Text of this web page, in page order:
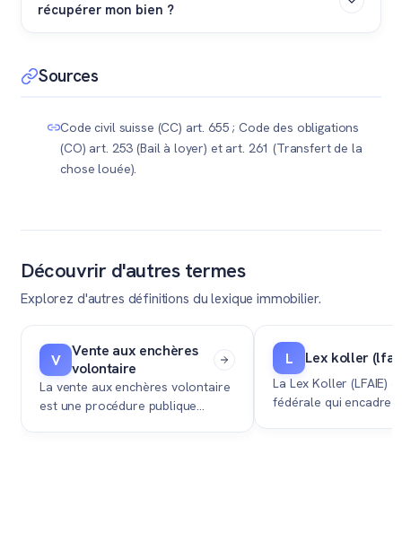
hypothèque représente déjà 80% de la valeur du bien,
pour justifier l'opération.
récupérer mon bien ?
de rachat) dans l'acte notarié, valable au maximum 25
permettent dans le futur.
Sources
Code civil suisse (CC) art. 655 ; Code des obligations
(CO) art. 253 (Bail à loyer) et art. 261 (Transfert de la
chose louée).
Découvrir d'autres termes
Explorez d'autres définitions du lexique immobilier.
V Vente aux enchères
volontaire
La vente aux enchères volontaire
est une procédure publique
L Lex koller
La Lex Koller (LFAIE)
fédérale qui encadre